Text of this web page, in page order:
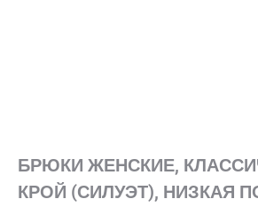
БРЮКИ ЖЕНСКИЕ,
КРОЙ (СИЛУЭТ), НИЗКАЯ